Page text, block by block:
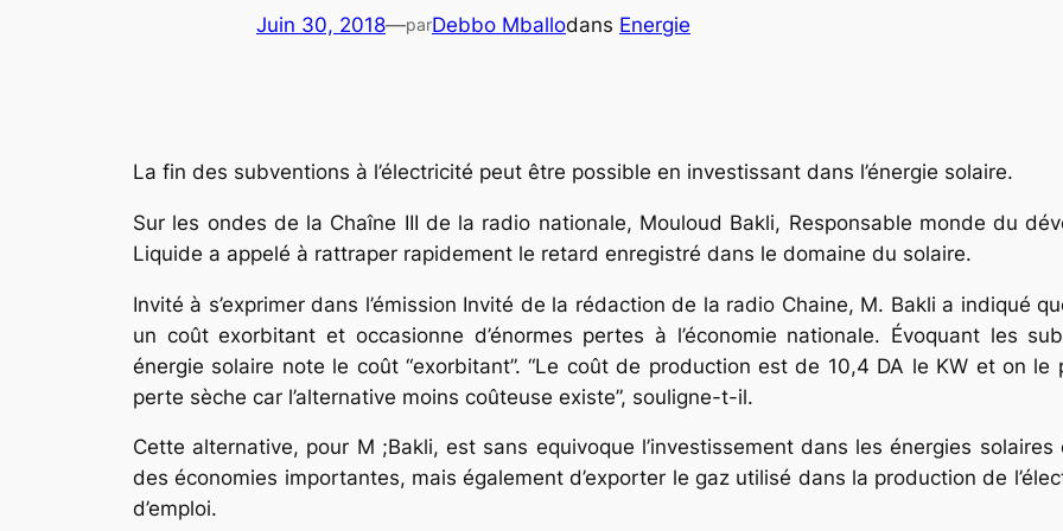
Juin 30, 2018—parDebbo Mballodans Energie
La fin des subventions à l’électricité peut être possible en investissant dans l’énergie solaire.
Sur les ondes de la Chaîne III de la radio nationale, Mouloud Bakli, Responsable monde du
Liquide a appelé à rattraper rapidement le retard enregistré dans le domaine du solaire.
Invité à s’exprimer dans l’émission Invité de la rédaction de la radio Chaine, M. Bakli a indiqué
un coût exorbitant et occasionne d’énormes pertes à l’économie nationale. Évoquant les
énergie solaire note le coût “exorbitant”. “Le coût de production est de 10,4 DA le KW et on
perte sèche car l’alternative moins coûteuse existe”, souligne-t-il.
Cette alternative, pour M ;Bakli, est sans equivoque l’investissement dans les énergies
des économies importantes, mais également d’exporter le gaz utilisé dans la production de
d’emploi.